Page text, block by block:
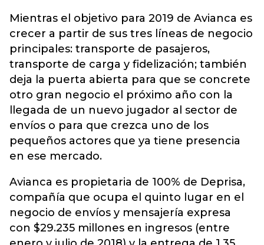
Mientras el objetivo para 2019 de Avianca es
crecer a partir de sus tres líneas de negocio
principales: transporte de pasajeros,
transporte de carga y fidelización; también
deja la puerta abierta para que se concrete
otro gran negocio el próximo año con la
llegada de un nuevo jugador al sector de
envíos o para que crezca uno de los
pequeños actores que ya tiene presencia
en ese mercado.
Avianca es propietaria de 100% de Deprisa,
compañía que ocupa el quinto lugar en el
negocio de envíos y mensajería expresa
con $29.235 millones en ingresos (entre